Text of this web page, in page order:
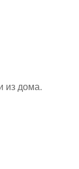
из дома.